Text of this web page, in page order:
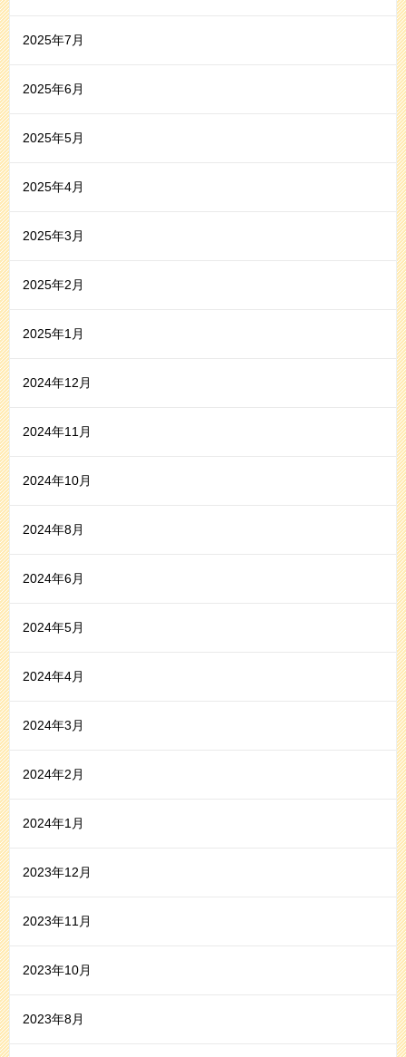
2025年7月
2025年6月
2025年5月
2025年4月
2025年3月
2025年2月
2025年1月
2024年12月
2024年11月
2024年10月
2024年8月
2024年6月
2024年5月
2024年4月
2024年3月
2024年2月
2024年1月
2023年12月
2023年11月
2023年10月
2023年8月